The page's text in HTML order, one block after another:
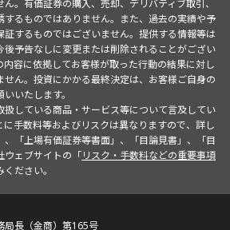
。有価証券の購入、売却、デリバティブ取引、
するものではありません。また、過去の実績や予
するものではございません。提供する情報等は
予告なしに変更または削除されることがござい
内容に依拠してお客様が取った行動の結果に対し
ん。投資にかかる最終決定は、お客様ご自身の
いたします。
している商品・サービス等について言及してい
手数料等およびリスクは異なりますので、詳し
、「上場有価証券等書面」、「目論見書」、「目
ウェブサイトの「リスク・手数料などの重要事項
ださい。
長（金商）第165号